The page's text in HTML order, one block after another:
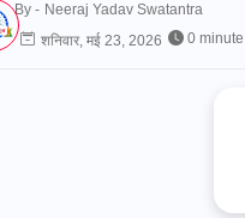
By - Neeraj Yadav Swatantra
शनिवार, मई 23, 2026
0